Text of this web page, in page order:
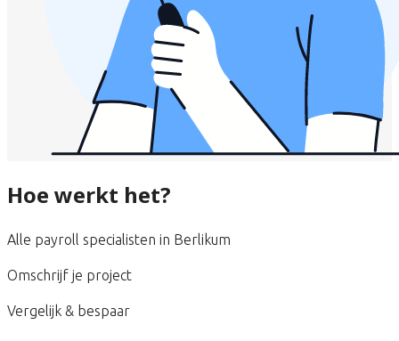
Hoe werkt het?
Alle payroll specialisten in Berlikum
Omschrijf je project
Vergelijk & bespaar